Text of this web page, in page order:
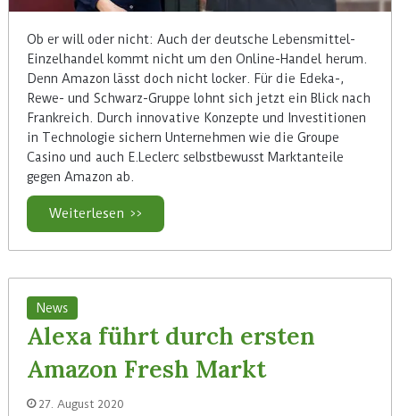
Ob er will oder nicht: Auch der deutsche Lebensmittel-
Einzelhandel kommt nicht um den Online-Handel herum.
Denn Amazon lässt doch nicht locker. Für die Edeka-,
Rewe- und Schwarz-Gruppe lohnt sich jetzt ein Blick nach
Frankreich. Durch innovative Konzepte und Investitionen
in Technologie sichern Unternehmen wie die Groupe
Casino und auch E.Leclerc selbstbewusst Marktanteile
gegen Amazon ab.
Weiterlesen >>
News
Alexa führt durch ersten
Amazon Fresh Markt
27. August 2020